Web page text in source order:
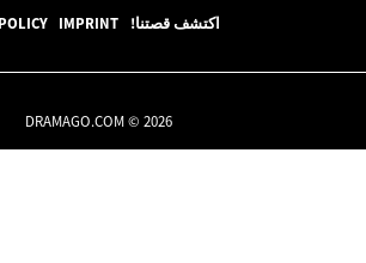
اكتشف قصتنا! IMPRINT
DRAMAGO.COM © 2026